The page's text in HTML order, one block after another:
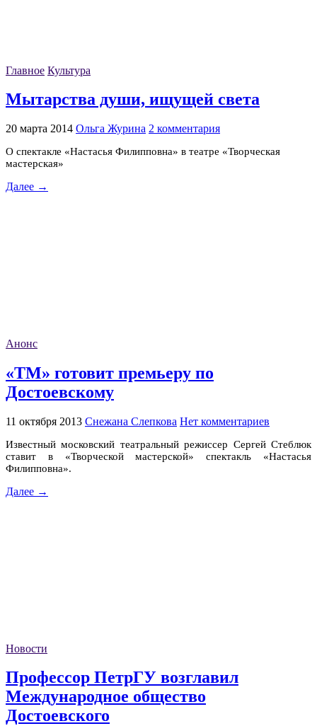
Главное Культура
Мытарства души, ищущей света
20 марта 2014 Ольга Журина 2 комментария
О спектакле «Настасья Филипповна» в театре «Творческая
мастерская»
Далее →
Анонс
«ТМ» готовит премьеру по
Достоевскому
11 октября 2013 Снежана Слепкова Нет комментариев
Известный московский театральный режиссер Сергей Стеблюк
ставит в «Творческой мастерской» спектакль «Настасья
Филипповна».
Далее →
Новости
Профессор ПетрГУ возглавил
Международное общество
Достоевского